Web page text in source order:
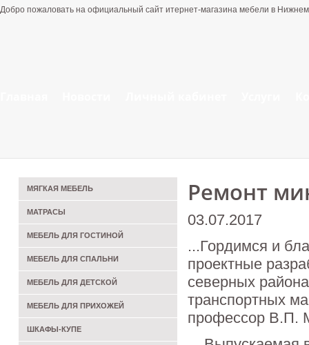
Добро пожаловать на официальный сайт итернет-магазина мебели в
Ремонт
03.07.2017
...Гордимся и
проектные
северных
транспортных
профессор В.П.
МЯГКАЯ МЕБЕЛЬ
МАТРАСЫ
МЕБЕЛЬ ДЛЯ ГОСТИНОЙ
МЕБЕЛЬ ДЛЯ СПАЛЬНИ
МЕБЕЛЬ ДЛЯ ДЕТСКОЙ
МЕБЕЛЬ ДЛЯ ПРИХОЖЕЙ
ШКАФЫ-КУПЕ